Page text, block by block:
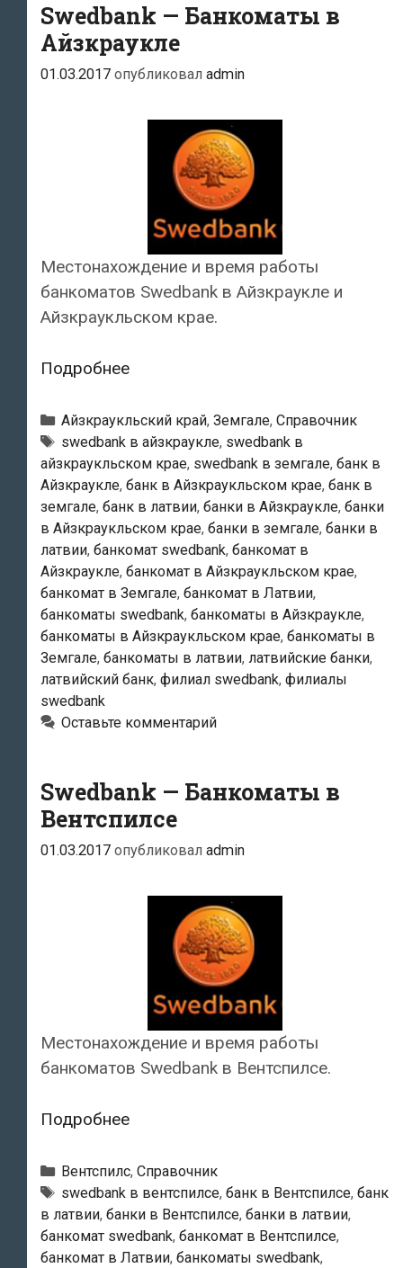
Swedbank — Банкоматы в
Айзкраукле
01.03.2017 опубликовал admin
Местонахождение и время работы
банкоматов Swedbank в Айзкраукле и
Айзкраукльском крае.
ПодробнееSwedbank
Банкоматы
в
Айзкраукле
Рубрики
Айзкраукльский край, Земгале, Справочник
Тэги
swedbank в айзкраукле, swedbank в
айзкраукльском крае, swedbank в земгале, банк в
Айзкраукле, банк в Айзкраукльском крае, банк в
земгале, банк в латвии, банки в Айзкраукле, банки
в Айзкраукльском крае, банки в земгале, банки в
латвии, банкомат swedbank, банкомат в
Айзкраукле, банкомат в Айзкраукльском крае,
банкомат в Земгале, банкомат в Латвии,
банкоматы swedbank, банкоматы в Айзкраукле,
банкоматы в Айзкраукльском крае, банкоматы в
Земгале, банкоматы в латвии, латвийские банки,
латвийский банк, филиал swedbank, филиалы
swedbank
Оставьте комментарий
Swedbank — Банкоматы в
Вентспилсе
01.03.2017 опубликовал admin
Местонахождение и время работы
банкоматов Swedbank в Вентспилсе.
ПодробнееSwedbank
Банкоматы
в
Вентспилсе
Рубрики
Вентспилс, Справочник
Тэги
swedbank в вентспилсе, банк в Вентспилсе, банк
в латвии, банки в Вентспилсе, банки в латвии,
банкомат swedbank, банкомат в Вентспилсе,
банкомат в Латвии, банкоматы swedbank,